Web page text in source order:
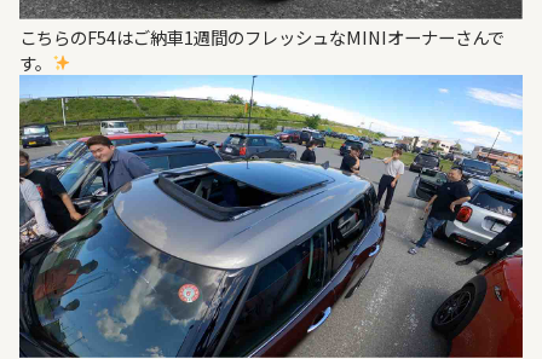
こちらのF54はご納車1週間のフレッシュなMINIオーナーさんで
す。